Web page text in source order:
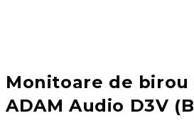
Monitoare de birou
ADAM Audio D3V